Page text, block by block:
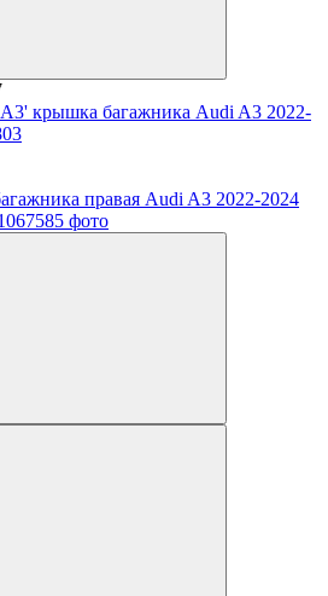
крышка багажника Audi A3 2022-